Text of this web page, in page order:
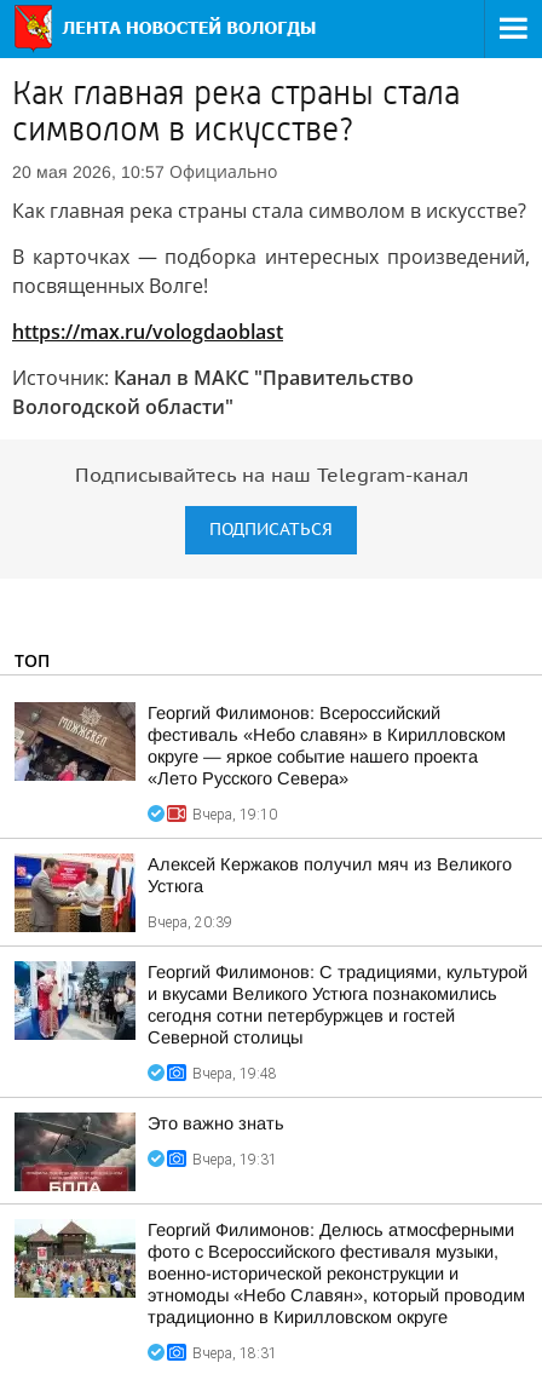
Как главная река страны стала
символом в искусстве?
20 мая 2026, 10:57 Официально
Как главная река страны стала символом в искусстве?
В карточках — подборка интересных произведений,
посвященных Волге!
https://max.ru/vologdaoblast
Источник: Канал в МАКС "Правительство
Вологодской области"
Подписывайтесь на наш Telegram-канал
ПОДПИСАТЬСЯ
ТОП
Георгий Филимонов: Всероссийский
фестиваль «Небо славян» в Кирилловском
округе — яркое событие нашего проекта
«Лето Русского Севера»
Вчера, 19:10
Алексей Кержаков получил мяч из Великого
Устюга
Вчера, 20:39
Георгий Филимонов: С традициями, культурой
и вкусами Великого Устюга познакомились
сегодня сотни петербуржцев и гостей
Северной столицы
Вчера, 19:48
Это важно знать
Вчера, 19:31
Георгий Филимонов: Делюсь атмосферными
фото с Всероссийского фестиваля музыки,
военно-исторической реконструкции и
этномоды «Небо Славян», который проводим
традиционно в Кирилловском округе
Вчера, 18:31